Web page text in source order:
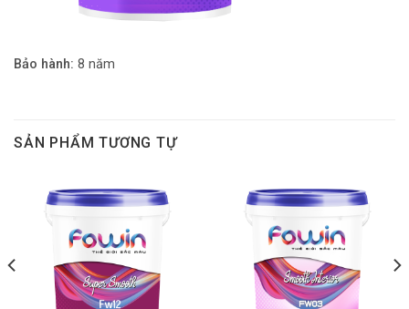
Bảo hành: 8 năm
SẢN PHẨM TƯƠNG TỰ